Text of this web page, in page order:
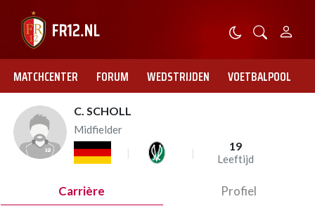
MATCHCENTER FORUM WEDSTRIJDEN VOETBALPOOL
C. SCHOLL
Midfielder
19
Leeftijd
Carrière Profiel